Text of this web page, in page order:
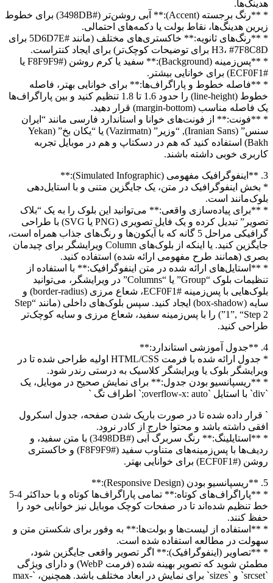
هدینگ‌ها.
* **رنگ برجسته (Accent):** آبی روشن‌تر (#3498DB) برای خطوط
زیرین هدینگ‌ها، نقاط بولت یا دکمه‌های احتمالی.
* **رنگ‌های ثانویه:** خاکستری‌های مختلف (مانند #5D6D7E برای
H3، #7F8C8D برای توضیحات کوچک‌تر) برای ایجاد کنتراست.
* **پس‌زمینه (Background):** سفید یا کرم روشن (#F8F9F9 یا
#ECF0F1) برای خوانایی بیشتر.
* **فاصله خطوط و پاراگراف‌ها:** برای خوانایی بهتر، فاصله
خطوط (line-height) را حدود 1.6 تا 1.8 تنظیم کنید و بین پاراگراف‌ها
یک فاصله مناسب (margin-bottom) قرار دهید.
* **فونت:** از فونت‌های خوانا و استاندارد فارسی مانند “ایران
سنس” (Iranian Sans), “وزیر” (Vazirmatn) یا “یکان بخ” (Yekan
Bakh) استفاده کنید که هم در دسکتاپ و هم در موبایل تجربه
کاربری خوبی داشته باشند.
3. **اینفوگرافیک مفهومی (Simulated Infographic):**
* بخش اینفوگرافیک در متن، یک جایگزین متنی و با استایل‌دهی
بلوک‌مانند است.
* **برای پیاده‌سازی واقعی:** می‌توانید این بلوک را به یک “بلاک
تصویر” تبدیل کرده و یک فایل تصویری (PNG یا SVG) با طراحی
گرافیکی مراحل 5 گانه که با آیکون‌ها و رنگ‌های جذاب همراه است،
جایگزین کنید. یا اینکه از بلوک‌های Column ویرایشگر برای چیدمان
بصری (همانند طرح مفهومی ارائه شده) استفاده کنید.
* **استایل‌های ارائه شده در متن اینفوگرافیک:** با استفاده از
تنظیمات بلوک “Group” یا “Columns” در ویرایشگر، می‌توانید
بلوک‌هایی با پس‌زمینه #ECF0F1، شعاع مرزی (border-radius) و
سایه (box-shadow) ایجاد کنید. سپس بلوک‌های داخلی (مانند “Step
1”, “Step 2”) را با پس‌زمینه سفید، شعاع مرزی و سایه کوچک‌تر
طراحی کنید.
4. **جدول آموزشی استاندارد:**
* جدول ارائه شده با فرمت HTML/CSS اولیه طراحی شده تا در
ویرایشگر بلوک یا ویرایشگر کلاسیک به درستی رندر شود.
* **ریسپانسیو بودن جدول:** برای نمایش صحیح در موبایل، یک
`div` با استایل `overflow-x: auto;` اطراف تگ `
` قرار داده شده تا در صورت باریک شدن صفحه، جدول اسکرول
افقی داشته باشد و محتوا خارج از کادر نرود.
* **استایلینگ:** رنگ سربرگ آبی (#3498DB) با متن سفید، و
ردیف‌ها با پس‌زمینه‌های متناوب سفید (#F8F9F9) و خاکستری
روشن (#ECF0F1) برای خوانایی بهتر.
5. **ریسپانسیو بودن (Responsive Design):**
* **پاراگراف‌های کوتاه:** تمامی پاراگراف‌ها کوتاه و با حداکثر 4-5
خط تنظیم شده‌اند تا در صفحات کوچک موبایل نیز خوانایی خود را
حفظ کنند.
* **استفاده از لیست‌ها و بولت‌ها:** به وفور برای شکستن متن و
سهولت در مطالعه استفاده شده است.
* **تصاویر (اینفوگرافیک):** اگر تصویر واقعی جایگزین شود،
مطمئن شوید که تصویر بهینه شده (فرمت WebP) و دارای ویژگی
`srcset` و `sizes` برای نمایش در ابعاد مختلف باشد. همچنین، `max-